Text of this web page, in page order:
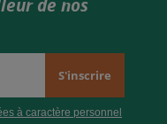
de nos